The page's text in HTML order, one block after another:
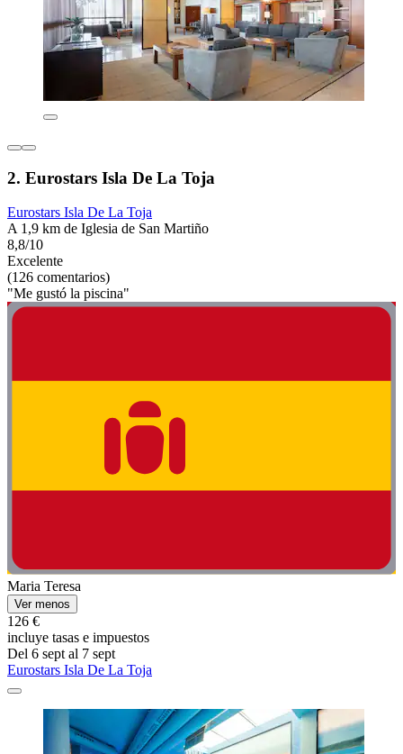
2. Eurostars Isla De La Toja
Eurostars Isla De La Toja
A 1,9 km de Iglesia de San Martiño
8,8/10
Excelente
(126 comentarios)
"Me gustó la piscina"
Maria Teresa
Ver menos
126 €
incluye tasas e impuestos
Del 6 sept al 7 sept
Eurostars Isla De La Toja